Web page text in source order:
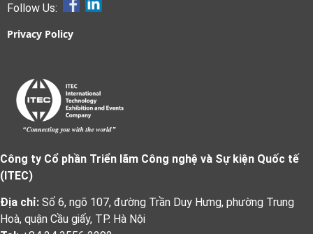
Follow Us:
Privacy Policy
Công ty Cổ phần Triển lãm Công nghệ và Sự kiện Quốc tế
(ITEC)
Địa chỉ: Số 6, ngõ 107, đường Trần Duy Hưng, phường Trung
Hoà, quận Cầu giấy, TP. Hà Nội